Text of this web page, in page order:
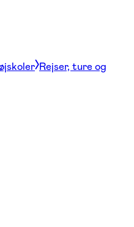
Rejser, ture og